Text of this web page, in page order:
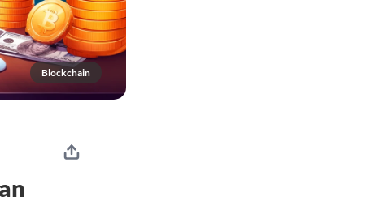
Blockchain